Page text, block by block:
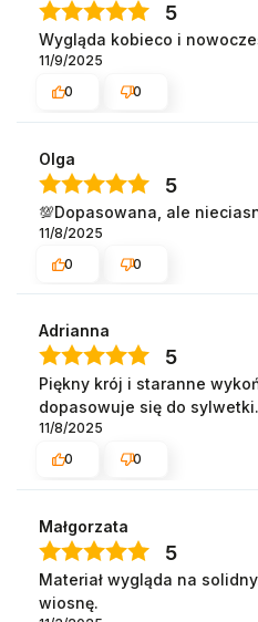
5
Wygląda kobieco i
11/9/2025
0
0
Olga
5
💯Dopasowana, ale
11/8/2025
0
0
Adrianna
5
Piękny krój i staranne
dopasowuje się do
11/8/2025
0
0
Małgorzata
5
Materiał wygląda na
wiosnę.